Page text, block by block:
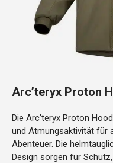
Arc’teryx Proton
Die Arc’teryx Proton
und Atmungsaktivität für
Abenteuer. Die
Design sorgen für